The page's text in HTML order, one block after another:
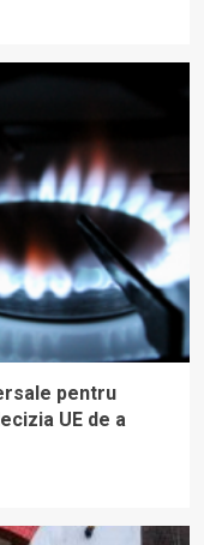
pentru
UE de a